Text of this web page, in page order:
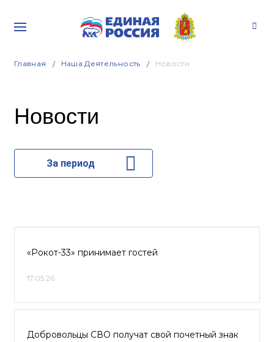
Главная Наша Деятельность Новости
Новости
За период
«Рокот-33» принимает гостей
17.05.26
Добровольцы СВО получат свой почетный знак